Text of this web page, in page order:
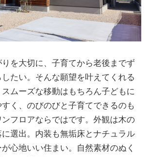
を大切に、子育てから老後までず
たい。そんな願望を叶えてくれる
ムーズな移動はもちろん子どもに
く、のびのびと子育てできるのも
フロアならではです。外観は木の
選出。内装も無垢床とナチュラル
心地いい住まい。自然素材のぬく